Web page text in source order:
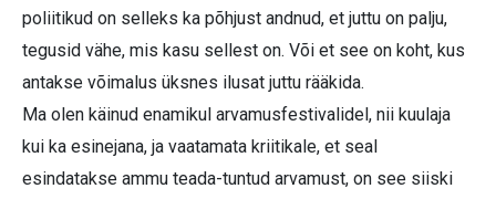
poliitikud on selleks ka põhjust andnud, et juttu on palju,
tegusid vähe, mis kasu sellest on. Või et see on koht, kus
antakse võimalus üksnes ilusat juttu rääkida.
Ma olen käinud enamikul arvamusfestivalidel, nii kuulaja
kui ka esinejana, ja vaatamata kriitikale, et seal
esindatakse ammu teada-tuntud arvamust, on see siiski